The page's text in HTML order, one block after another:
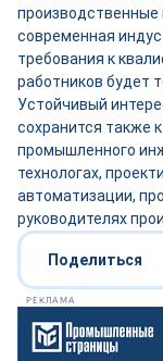
производственные
современная
требования к
работников будет
Устойчивый
сохранится также
промышленного
технологах,
автоматизации,
руководителях
Поделиться
РЕКЛАМА